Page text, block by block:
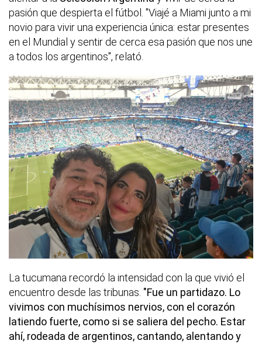
pasión que despierta el fútbol. "Viajé a Miami junto a mi
novio para vivir una experiencia única: estar presentes
en el Mundial y sentir de cerca esa pasión que nos une
a todos los argentinos", relató.
La tucumana recordó la intensidad con la que vivió el
encuentro desde las tribunas. "Fue un partidazo. Lo
vivimos con muchísimos nervios, con el corazón
latiendo fuerte, como si se saliera del pecho. Estar
ahí, rodeada de argentinos, cantando, alentando y